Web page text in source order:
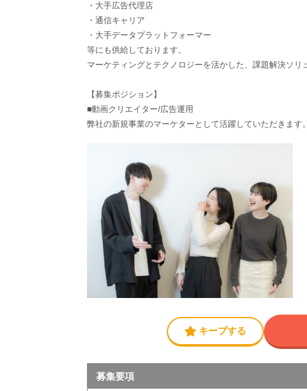
・大手広告代理店
・通信キャリア
・大手データプラットフォーマー
等にも供給しております。
マーケティングとテクノロジーを活かした、課題解決ソリ
【募集ポジション】
■動画クリエイター/広告運用
弊社の新規事業のマーケターとして活躍していただきます。
キープする
募集要項